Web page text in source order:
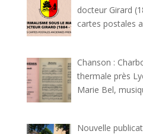
docteur Girard
cartes postales
Chanson :
thermale près
Marie Bel,
Nouvelle